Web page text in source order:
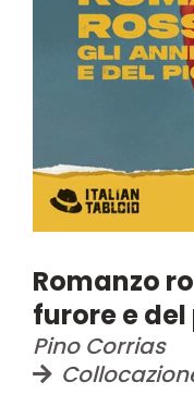
Romanzo
furore e
Pino Corrias